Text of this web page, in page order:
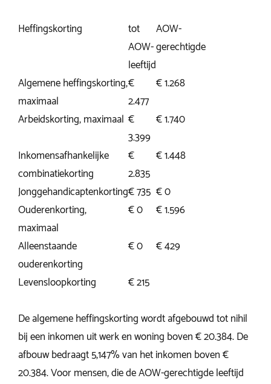
Heffingskorting
tot
AOW-
leeftijd
AOW-
gerechtigde
Algemene heffingskorting,
maximaal
€
2.477
€ 1.268
Arbeidskorting, maximaal €
3.399
€ 1.740
Inkomensafhankelijke
combinatiekorting
€
2.835
€ 1.448
Jonggehandicaptenkorting€ 735 € 0
Ouderenkorting,
maximaal
€ 0 € 1.596
Alleenstaande
ouderenkorting
€ 0 € 429
Levensloopkorting € 215
De algemene heffingskorting wordt afgebouwd tot nihil
bij een inkomen uit werk en woning boven € 20.384. De
afbouw bedraagt 5,147% van het inkomen boven €
20.384. Voor mensen, die de AOW-gerechtigde leeftijd